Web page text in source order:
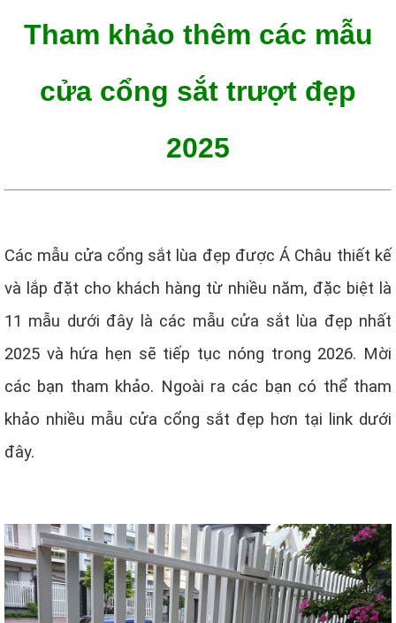
Tham khảo thêm các mẫu
cửa cổng sắt trượt đẹp
2025
Các mẫu cửa cổng sắt lùa đẹp được Á Châu thiết kế
và lắp đặt cho khách hàng từ nhiều năm, đặc biệt là
11 mẫu dưới đây là các mẫu cửa sắt lùa đẹp nhất
2025 và hứa hẹn sẽ tiếp tục nóng trong 2026. Mời
các bạn tham khảo. Ngoài ra các bạn có thể tham
khảo nhiều mẫu cửa cổng sắt đẹp hơn tại link dưới
đây.